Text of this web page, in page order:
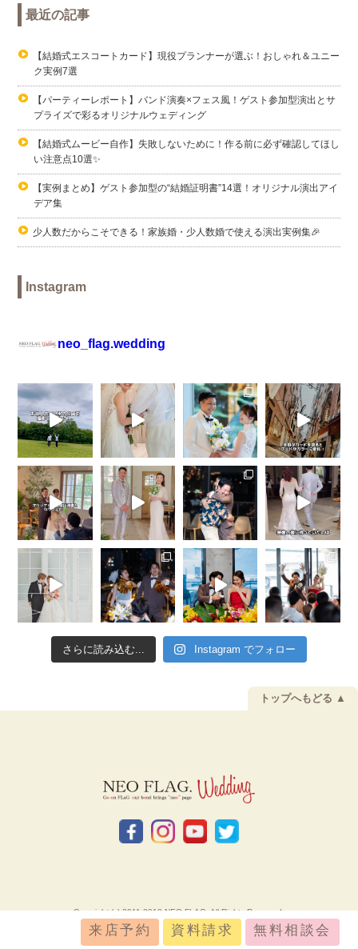
無料相談会
資料請求
来店予約
最近の記事
【結婚式エスコートカード】現役プランナーが選ぶ！おしゃれ＆ユニー
ク実例7選
【パーティーレポート】バンド演奏×フェス風！ゲスト参加型演出とサ
プライズで彩るオリジナルウェディング
【結婚式ムービー自作】失敗しないために！作る前に必ず確認してほし
い注意点10選✨
【実例まとめ】ゲスト参加型の“結婚証明書”14選！オリジナル演出アイ
デア集
少人数だからこそできる！家族婚・少人数婚で使える演出実例集🎉
Instagram
neo_flag.wedding
さらに読み込む... Instagram でフォロー
トップへもどる ▲
Copyright (c) 2011-2018 NEO FLAG. All Rights Reserved.
お問い合わせ 採用情報 会社概要 プライバシーポリシー